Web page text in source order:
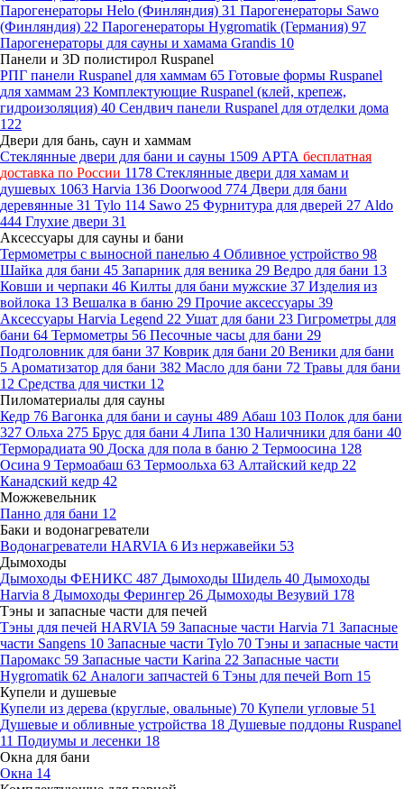
Парогенераторы Helo (Финляндия) 31 Парогенераторы Sawo
(Финляндия) 22 Парогенераторы Hygromatik (Германия) 97
Парогенераторы для сауны и хамама Grandis 10
Панели и 3D полистирол Ruspanel
РПГ панели Ruspanel для хаммам 65 Готовые формы Ruspanel
для хаммам 23 Комплектующие Ruspanel (клей, крепеж,
гидроизоляция) 40 Сендвич панели Ruspanel для отделки дома
122
Двери для бань, саун и хаммам
Стеклянные двери для бани и сауны 1509 АРТА бесплатная
доставка по России 1178 Стеклянные двери для хамам и
душевых 1063 Harvia 136 Doorwood 774 Двери для бани
деревянные 31 Tylo 114 Sawo 25 Фурнитура для дверей 27 Aldo
444 Глухие двери 31
Аксессуары для сауны и бани
Термометры с выносной панелью 4 Обливное устройство 98
Шайка для бани 45 Запарник для веника 29 Ведро для бани 13
Ковши и черпаки 46 Килты для бани мужские 37 Изделия из
войлока 13 Вешалка в баню 29 Прочие аксессуары 39
Аксессуары Harvia Legend 22 Ушат для бани 23 Гигрометры для
бани 64 Термометры 56 Песочные часы для бани 29
Подголовник для бани 37 Коврик для бани 20 Веники для бани
5 Ароматизатор для бани 382 Масло для бани 72 Травы для бани
12 Средства для чистки 12
Пиломатериалы для сауны
Кедр 76 Вагонка для бани и сауны 489 Абаш 103 Полок для бани
327 Ольха 275 Брус для бани 4 Липа 130 Наличники для бани 40
Терморадиата 90 Доска для пола в баню 2 Термоосина 128
Осина 9 Термоабаш 63 Термоольха 63 Алтайский кедр 22
Канадский кедр 42
Можжевельник
Панно для бани 12
Баки и водонагреватели
Водонагреватели HARVIA 6 Из нержавейки 53
Дымоходы
Дымоходы ФЕНИКС 487 Дымоходы Шидель 40 Дымоходы
Harvia 8 Дымоходы Ферингер 26 Дымоходы Везувий 178
Тэны и запасные части для печей
Тэны для печей HARVIA 59 Запасные части Harvia 71 Запасные
части Sangens 10 Запасные части Tylo 70 Тэны и запасные части
Паромакс 59 Запасные части Karina 22 Запасные части
Hygromatik 62 Аналоги запчастей 6 Тэны для печей Born 15
Купели и душевые
Купели из дерева (круглые, овальные) 70 Купели угловые 51
Душевые и обливные устройства 18 Душевые поддоны Ruspanel
11 Подиумы и лесенки 18
Окна для бани
Окна 14